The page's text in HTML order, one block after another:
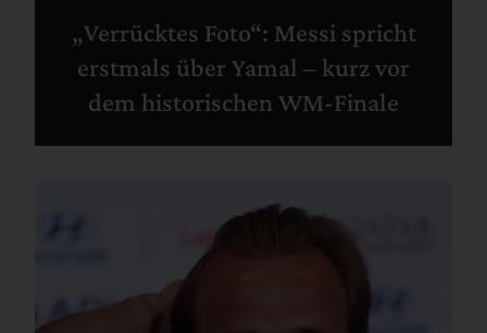
„Verrücktes Foto“: Messi spricht
erstmals über Yamal – kurz vor
dem historischen WM-Finale